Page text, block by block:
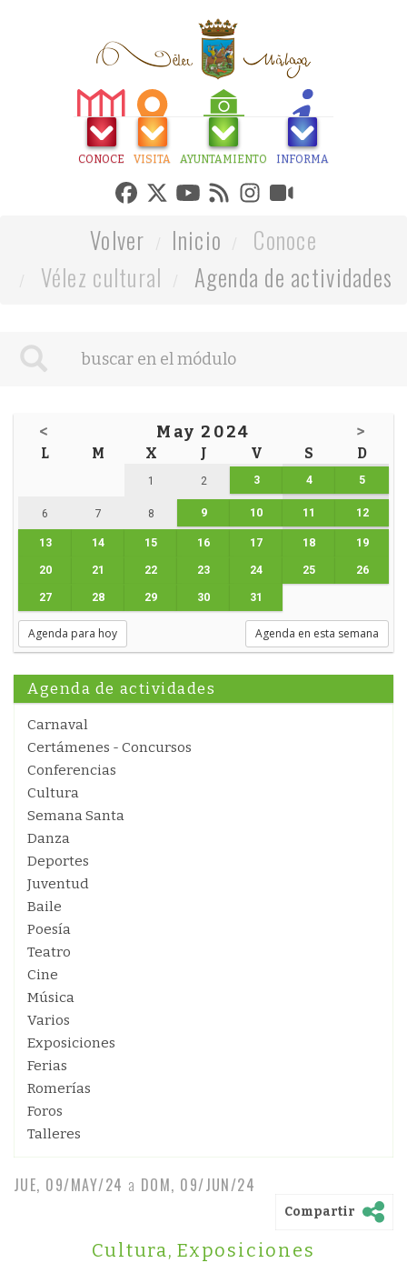
CONOCE VISITA AYUNTAMIENTO INFORMA
Volver Inicio
Conoce
Vélez cultural
Agenda de actividades
< May 2024 >
L M X J V S D
1 2 3 4 5
6 7 8 9 10 11 12
13 14 15 16 17 18 19
20 21 22 23 24 25 26
27 28 29 30 31
Agenda para hoy Agenda en esta semana
Agenda de actividades
Carnaval
Certámenes - Concursos
Conferencias
Cultura
Semana Santa
Danza
Deportes
Juventud
Baile
Poesía
Teatro
Cine
Música
Varios
Exposiciones
Ferias
Romerías
Foros
Talleres
JUE, 09/MAY/24 a DOM, 09/JUN/24
Compartir
Cultura, Exposiciones